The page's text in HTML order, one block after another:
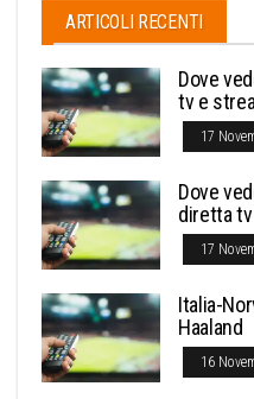
ARTICOLI RECENTI
Dove
tv e
17
Dove
diretta
17
Italia-
Haaland
16